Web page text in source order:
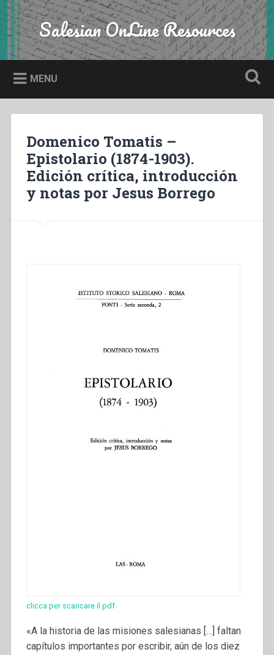
Skip
to
content
Search Salesian OnLine Resources
MENU
Domenico Tomatis –
Epistolario (1874-1903).
Edición crítica, introducción
y notas por Jesus Borrego
clicca per scaricare il pdf
«A la historia de las misiones salesianas […] faltan
capítulos importantes por escribir, aún de los diez